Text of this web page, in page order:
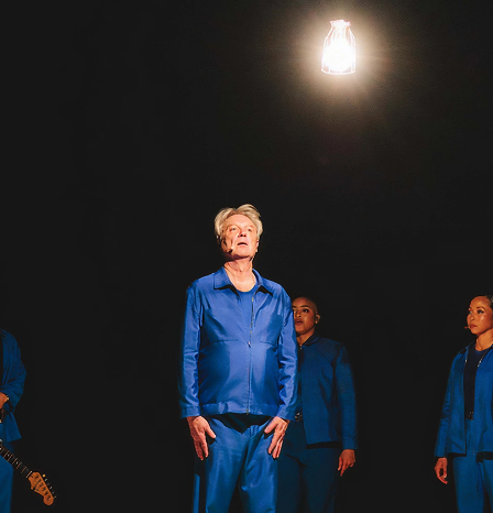
Google I/O Show Introduction - AI
Grand Prix de F1 Las Vegas Cérémonie
Pointe-à-Callière Museum - St.
Lawrence River, Echoes from the
Shores
CMA - Country Christmas
57e CMA Awards
Hip-Hop's 50th Anniversary - MTV
VMAs Performance
Shakira - MTV VMAs Performance
Lil Wayne - MTV VMAs Performance
39e MTV Video Music Awards
Karol G
Harry Styles Stadium Tour
P!NK - Summer Carnival